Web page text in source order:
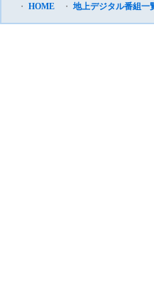
・ HOME ・ 地上デジタル番組一